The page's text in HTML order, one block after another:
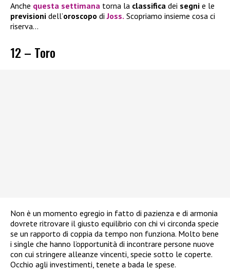
Anche questa settimana torna la classifica dei segni e le
previsioni dell’oroscopo di Joss. Scopriamo insieme cosa ci
riserva…
12 – Toro
Non è un momento egregio in fatto di pazienza e di armonia
dovrete ritrovare il giusto equilibrio con chi vi circonda specie
se un rapporto di coppia da tempo non funziona. Molto bene
i single che hanno l’opportunità di incontrare persone nuove
con cui stringere alleanze vincenti, specie sotto le coperte.
Occhio agli investimenti, tenete a bada le spese.